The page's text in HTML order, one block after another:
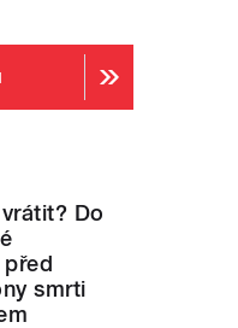
Do
před
smrti